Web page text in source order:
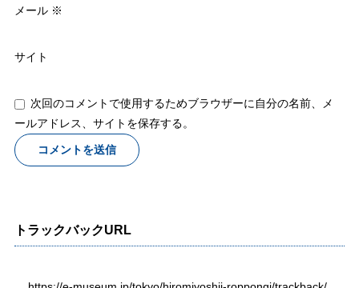
メール ※
サイト
次回のコメントで使用するためブラウザーに自分の名前、メ
ールアドレス、サイトを保存する。
トラックバックURL